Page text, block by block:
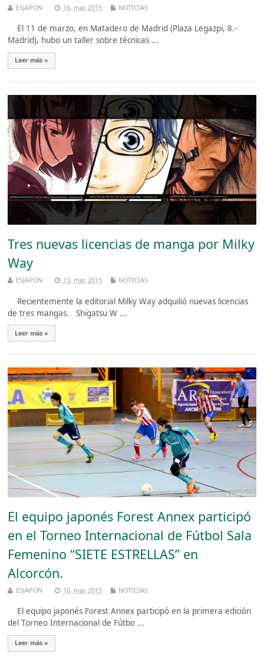
ESJAPON 16, mar, 2015 NOTICIAS
El 11 de marzo, en Matadero de Madrid (Plaza Legazpi, 8.-
Madrid), hubo un taller sobre técnicas ...
Leer más »
Tres nuevas licencias de manga por Milky
Way
ESJAPON 13, mar, 2015 NOTICIAS
Recientemente la editorial Milky Way adquilió nuevas licencias
de tres mangas. Shigatsu W ...
Leer más »
El equipo japonés Forest Annex participó
en el Torneo Internacional de Fútbol Sala
Femenino “SIETE ESTRELLAS” en
Alcorcón.
ESJAPON 10, mar, 2015 NOTICIAS
El equipo japonés Forest Annex participó en la primera edición
del Torneo Internacional de Fútbo ...
Leer más »